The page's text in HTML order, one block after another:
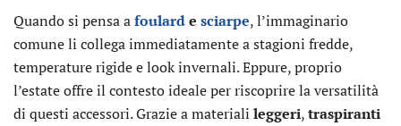
Quando si pensa afoularde sciarpe, l’immaginario
comune li collega immediatamente a stagioni fredde,
temperature rigide e look invernali. Eppure, proprio
l’estate offre il contesto ideale per riscoprire la versatilità
di questi accessori. Grazie a materiali leggeri,traspiranti